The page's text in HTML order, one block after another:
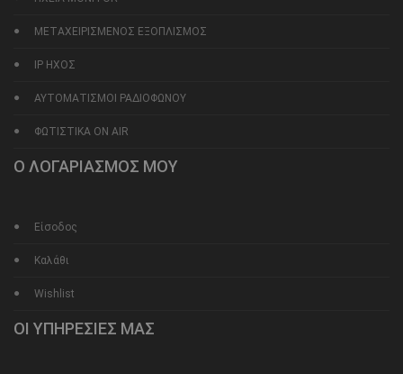
ΜΕΤΑΧΕΙΡΙΣΜΕΝΟΣ ΕΞΟΠΛΙΣΜΟΣ
IP ΗΧΟΣ
ΑΥΤΟΜΑΤΙΣΜΟΙ ΡΑΔΙΟΦΩΝΟΥ
ΦΩΤΙΣΤΙΚΑ ON AIR
Ο ΛΟΓΑΡΙΑΣΜΟΣ ΜΟΥ
Είσοδος
Καλάθι
Wishlist
ΟΙ ΥΠΗΡΕΣΙΕΣ ΜΑΣ